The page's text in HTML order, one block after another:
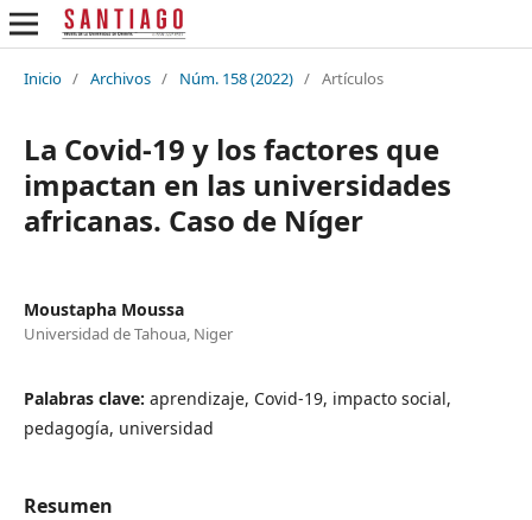
Inicio / Archivos / Núm. 158 (2022) / Artículos
La Covid-19 y los factores que
impactan en las universidades
africanas. Caso de Níger
Moustapha Moussa
Universidad de Tahoua, Niger
Palabras clave: aprendizaje, Covid-19, impacto social,
pedagogía, universidad
Resumen